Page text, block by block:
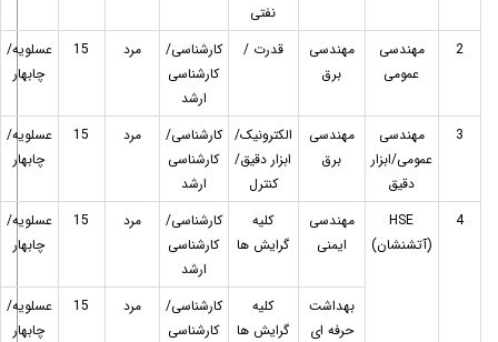
نفتی
2
مهندسی
عمومی
مهندسی
برق
قدرت /
کارشناسی/
کارشناسی
ارشد
مرد 15
عسلویه/
چابهار
3
مهندسی
عمومی/ابزار
دقیق
مهندسی
برق
الکترونیک/
ابزار دقیق/
کنترل
کارشناسی/
کارشناسی
ارشد
مرد 15
عسلویه/
چابهار
4
HSE
(آتشنشان)
مهندسی
ایمنی
کلیه
گرایش ها
کارشناسی/
کارشناسی
ارشد
مرد 15
عسلویه/
چابهار
بهداشت
حرفه ای
کلیه
گرایش ها
کارشناسی/
کارشناسی
مرد 15
عسلویه/
چابهار